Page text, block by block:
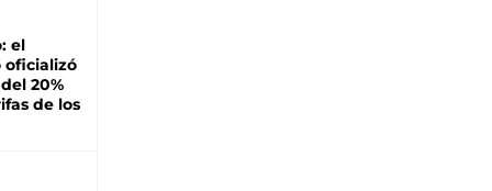
el
oficializó
20%
de los